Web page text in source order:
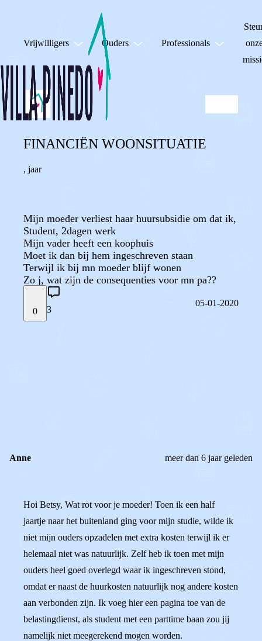
Vrijwilligers Ouders Professionals
FINANCIËN WOONSITUATIE
, jaar
Mijn moeder verliest haar huursubsidie om dat ik,
Student, 2dagen werk
Mijn vader heeft een koophuis
Moet ik dan bij hem ingeschreven staan
Terwijl ik bij mn moeder blijf wonen
Zo j, wat zijn de consequenties voor mn pa??
0 3
05-01-2020
Anne meer dan 6 jaar geleden
Hoi Betsy, Wat rot voor je moeder! Toen ik een half
jaartje naar het buitenland ging voor mijn studie, wilde ik
niet mijn ouders opzadelen met extra kosten terwijl ik er
helemaal niet was natuurlijk. Zelf heb ik toen met mijn
ouders heel goed overlegd waar ik ingeschreven stond,
omdat er naast de huurkosten natuurlijk nog andere kosten
aan verbonden zijn. Ik voeg hier een pagina toe van de
belastingdienst, als student met een parttime baan zou jij
namelijk niet meegerekend mogen worden.